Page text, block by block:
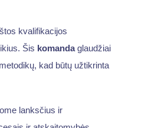
kvalifikacijos
Šis komandaglaudžiai
kad būtų užtikrinta
lanksčius ir